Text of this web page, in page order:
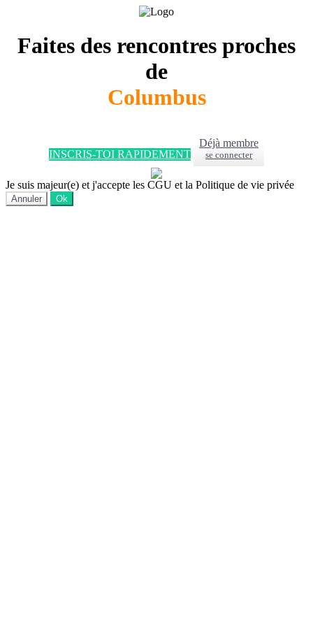
Faites des rencontres proches
de
Columbus
INSCRIS-TOI RAPIDEMENT
Déjà membre
se connecter
Je suis majeur(e) et j'accepte les CGU et la Politique de vie privée
Annuler Ok